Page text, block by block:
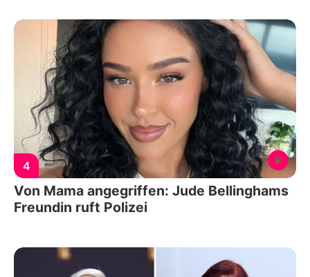
4
Von Mama angegriffen: Jude Bellinghams
Freundin ruft Polizei